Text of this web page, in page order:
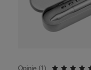
Opinie (1)